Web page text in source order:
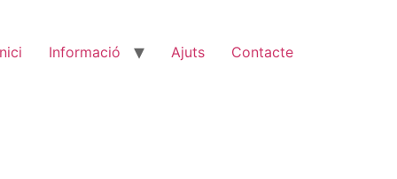
Informació Ajuts Contacte